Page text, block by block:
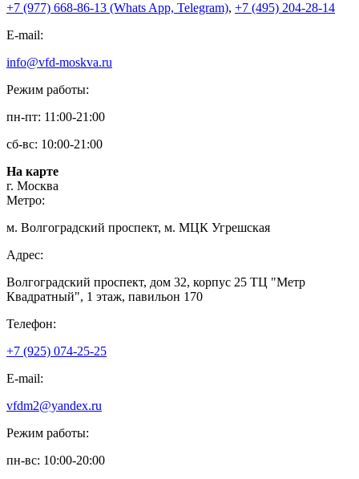
+7 (977) 668-86-13 (Whats App, Telegram), +7 (495) 204-28-14
E-mail:
info@vfd-moskva.ru
Режим работы:
пн-пт: 11:00-21:00
сб-вс: 10:00-21:00
На карте
г. Москва
Метро:
м. Волгоградский проспект, м. МЦК Угрешская
Адрес:
Волгоградский проспект, дом 32, корпус 25 ТЦ "Метр
Квадратный", 1 этаж, павильон 170
Телефон:
+7 (925) 074-25-25
E-mail:
vfdm2@yandex.ru
Режим работы:
пн-вс: 10:00-20:00